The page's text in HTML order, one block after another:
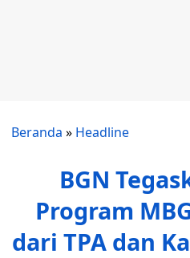
Beranda » Headline
BGN
Program
dari TPA dan